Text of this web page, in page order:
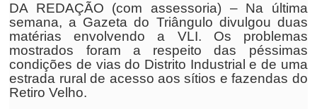
DA REDAÇÃO (com assessoria) – Na última
semana, a Gazeta do Triângulo divulgou duas
matérias envolvendo a VLI. Os problemas
mostrados foram a respeito das péssimas
condições de vias do Distrito Industrial e de uma
estrada rural de acesso aos sítios e fazendas do
Retiro Velho.